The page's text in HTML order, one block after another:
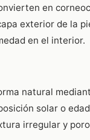
en
exterior de la
en el interior.
natural
solar o
irregular y